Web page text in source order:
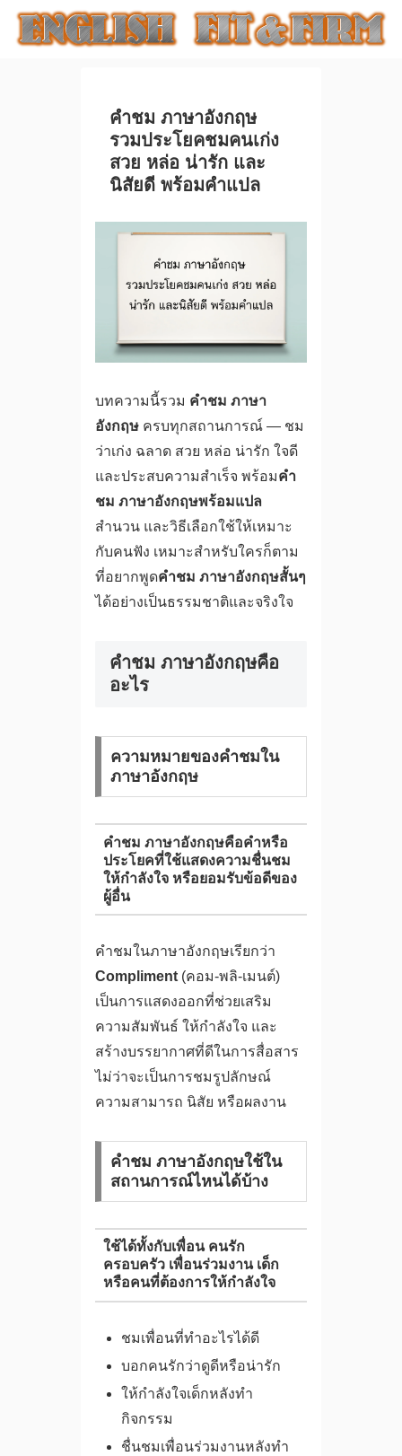
คําชม ภาษาอังกฤษ
รวมประโยคชมคนเก่ง
สวย หล่อ น่ารัก และ
นิสัยดี พร้อมคำแปล
บทความนี้รวม คําชม ภาษา
อังกฤษครบทุกสถานการณ์ — ชม
ว่าเก่ง ฉลาด สวย หล่อ น่ารัก ใจดี
และประสบความสำเร็จ พร้อมคํา
ชม ภาษาอังกฤษพร้อมแปล
สำนวน และวิธีเลือกใช้ให้เหมาะ
กับคนฟัง เหมาะสำหรับใครก็ตาม
ที่อยากพูดคําชม ภาษาอังกฤษสั้นๆ
ได้อย่างเป็นธรรมชาติและจริงใจ
คําชม ภาษาอังกฤษคือ
อะไร
ความหมายของคำชมใน
ภาษาอังกฤษ
คําชม ภาษาอังกฤษคือคำหรือ
ประโยคที่ใช้แสดงความชื่นชม
ให้กำลังใจ หรือยอมรับข้อดีของ
ผู้อื่น
คำชมในภาษาอังกฤษเรียกว่า
Compliment(คอม-พลิ-เมนต์)
เป็นการแสดงออกที่ช่วยเสริม
ความสัมพันธ์ ให้กำลังใจ และ
สร้างบรรยากาศที่ดีในการสื่อสาร
ไม่ว่าจะเป็นการชมรูปลักษณ์
ความสามารถ นิสัย หรือผลงาน
คําชม ภาษาอังกฤษใช้ใน
สถานการณ์ไหนได้บ้าง
ใช้ได้ทั้งกับเพื่อน คนรัก
ครอบครัว เพื่อนร่วมงาน เด็ก
หรือคนที่ต้องการให้กำลังใจ
ชมเพื่อนที่ทำอะไรได้ดี
บอกคนรักว่าดูดีหรือน่ารัก
ให้กำลังใจเด็กหลังทำ
กิจกรรม
ชื่นชมเพื่อนร่วมงานหลังทำ